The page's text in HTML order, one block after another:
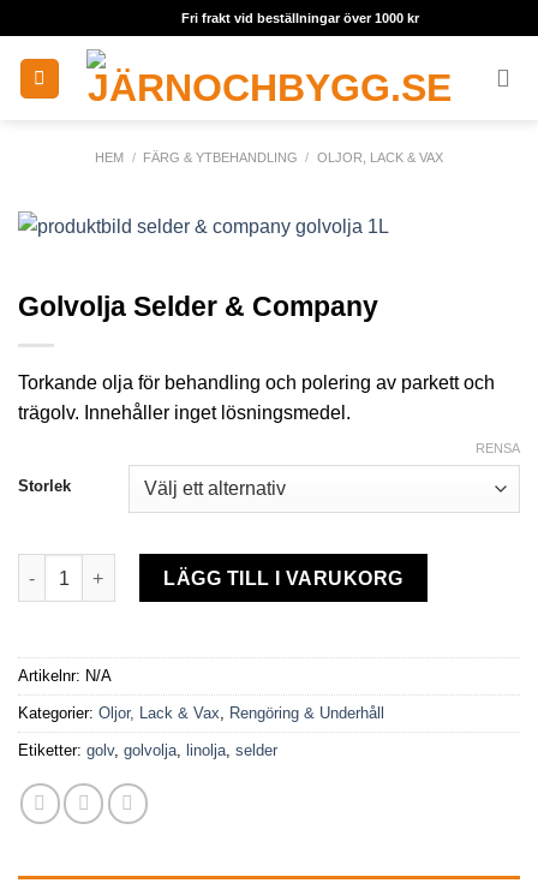
to
content
Fri frakt vid beställningar över 1000 kr
HEM / FÄRG & YTBEHANDLING / OLJOR, LACK & VAX
Golvolja Selder & Company
Torkande olja för behandling och polering av parkett och
trägolv. Innehåller inget lösningsmedel.
Storlek
RENSA
Golvolja Selder & Company mängd
LÄGG TILL I VARUKORG
Artikelnr: N/A
Kategorier: Oljor, Lack & Vax Rengöring & Underhåll
Etiketter: golv, golvolja linolja selder